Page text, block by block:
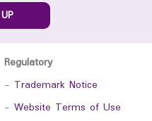
Regulatory
- Trademark Notice
- Website Terms of Use